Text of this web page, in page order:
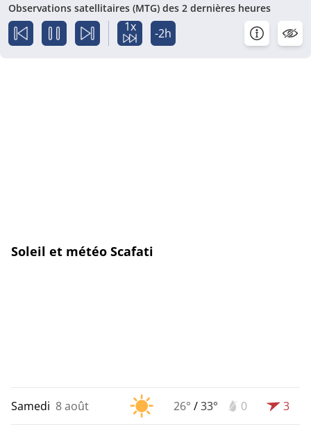
Observations satellitaires (MTG) des 2 dernières heures
1x -2h
Soleil et météo Scafati
Samedi 8 août 26° /33° 0 3